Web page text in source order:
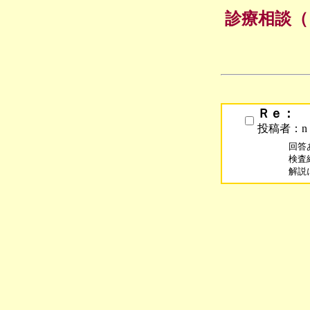
診療相談
Ｒｅ：
投稿者：n
回答
検査
解説